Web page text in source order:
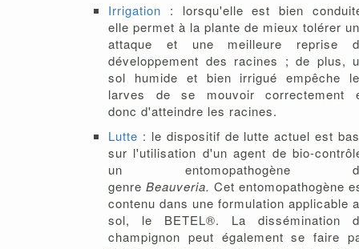
Irrigation : lorsqu'elle est bien
elle permet à la plante de mieux tolérer
attaque et une meilleure reprise
développement des racines ; de plus,
sol humide et bien irrigué empêche
larves de se mouvoir correctement
donc d'atteindre les racines.
Lutte : le dispositif de lutte actuel est
sur l'utilisation d'un agent de bio-
un entomopathogène
genre Beauveria. Cet entomopathogène
contenu dans une formulation applicable
sol, le BETEL®. La dissémination
champignon peut également se faire